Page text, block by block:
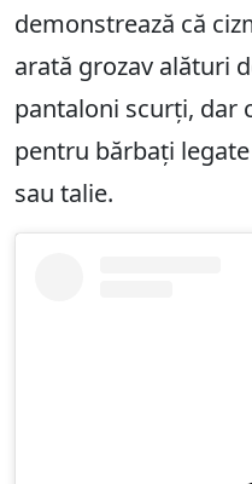
demonstrează că
arată grozav alături
pantaloni scurți, dar
pentru bărbați
sau talie.